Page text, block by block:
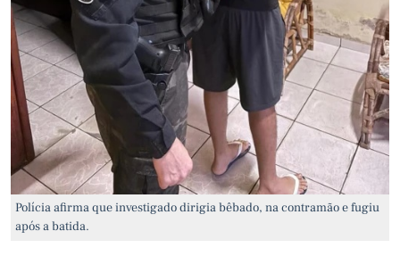
Polícia afirma que investigado dirigia bêbado, na contramão e fugiu
após a batida.